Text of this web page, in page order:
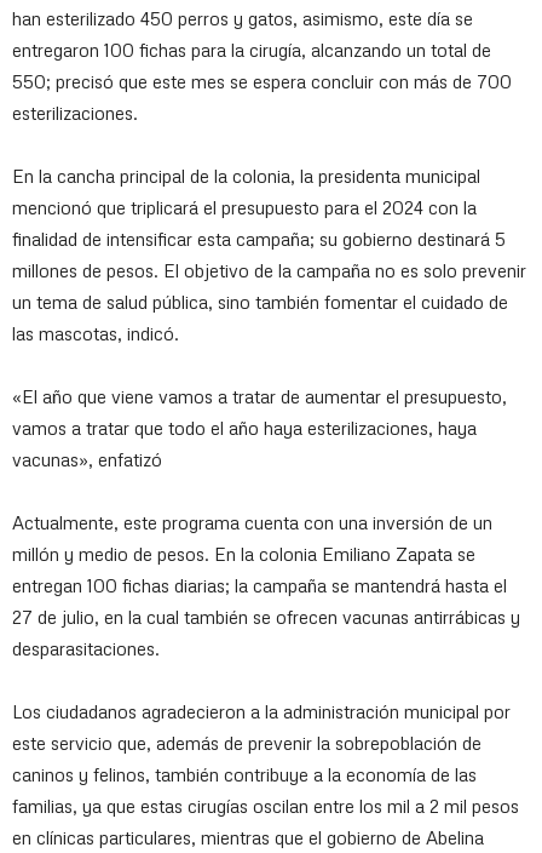
han esterilizado 450 perros y gatos, asimismo, este día se
entregaron 100 fichas para la cirugía, alcanzando un total de
550; precisó que este mes se espera concluir con más de 700
esterilizaciones.
En la cancha principal de la colonia, la presidenta municipal
mencionó que triplicará el presupuesto para el 2024 con la
finalidad de intensificar esta campaña; su gobierno destinará 5
millones de pesos. El objetivo de la campaña no es solo prevenir
un tema de salud pública, sino también fomentar el cuidado de
las mascotas, indicó.
«El año que viene vamos a tratar de aumentar el presupuesto,
vamos a tratar que todo el año haya esterilizaciones, haya
vacunas», enfatizó
Actualmente, este programa cuenta con una inversión de un
millón y medio de pesos. En la colonia Emiliano Zapata se
entregan 100 fichas diarias; la campaña se mantendrá hasta el
27 de julio, en la cual también se ofrecen vacunas antirrábicas y
desparasitaciones.
Los ciudadanos agradecieron a la administración municipal por
este servicio que, además de prevenir la sobrepoblación de
caninos y felinos, también contribuye a la economía de las
familias, ya que estas cirugías oscilan entre los mil a 2 mil pesos
en clínicas particulares, mientras que el gobierno de Abelina